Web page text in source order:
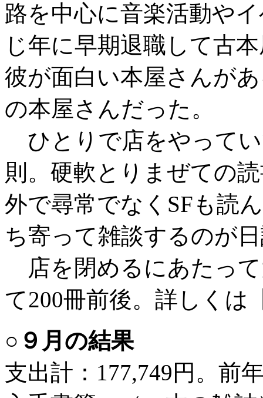
路を中心に音楽活動や
じ年に早期退職して古
彼が面白い本屋さんが
の本屋さんだった。
ひとりで店をやって
則。硬軟とりまぜての
外で尋常でなくSFも読
ち寄って雑談するのが
店を閉めるにあたっ
て200冊前後。詳しくは
○９月の結果
支出計：177,749円。前